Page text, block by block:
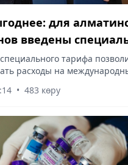
для
введены
тарифа
расходы на
Vecher.kz.
• 483 көру